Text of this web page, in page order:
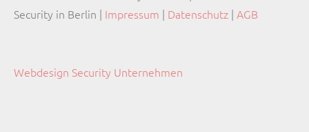
Security in Berlin | Impressum | Datenschutz | AGB
Webdesign Security Unternehmen